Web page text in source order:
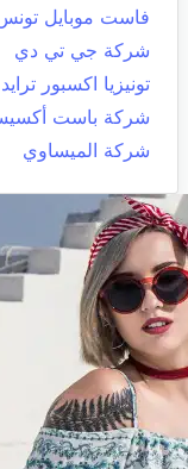
فاست موبايل
شركة جي تي دي
تونيزيا اكسبور ترايد
شركة باست
شركة الميساوي